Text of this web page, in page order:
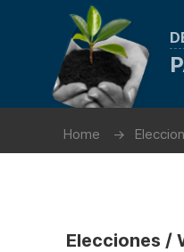
Home
Elecciones /